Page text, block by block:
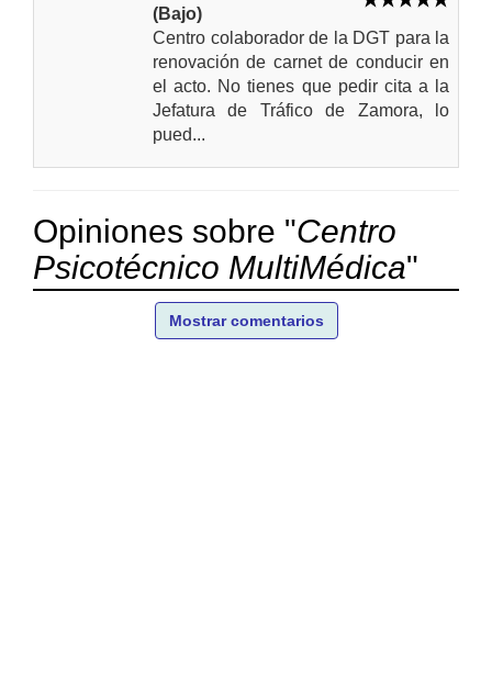
(Bajo)
Centro colaborador de la DGT para la
renovación de carnet de conducir en
el acto. No tienes que pedir cita a la
Jefatura de Tráfico de Zamora, lo
pued...
Opiniones sobre "Centro
Psicotécnico MultiMédica"
Mostrar comentarios